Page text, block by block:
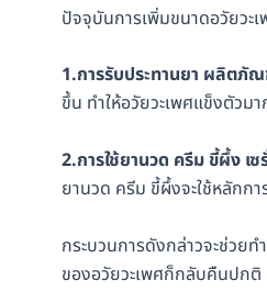
ปัจจุบันการเพิ่มขนาดอวัยวะ
1.การรับประทานยา ผลิตภั
ขึ้น ทำให้อวัยวะเพศแข็งตัว
2.การใช้ยานวด ครีม ขี้ผึ้ง เ
ยานวด ครีม ขี้ผึ้งจะใช้หลักก
กระบวนการดังกล่าวจะช่วย
ของอวัยวะเพศก็กลับคืนปกติ